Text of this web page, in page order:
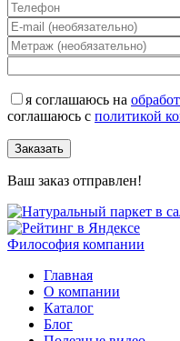
я соглашаюсь на
соглашаюсь с политикой
Заказать
Ваш заказ отправлен!
Философия компании
Главная
О компании
Каталог
Блог